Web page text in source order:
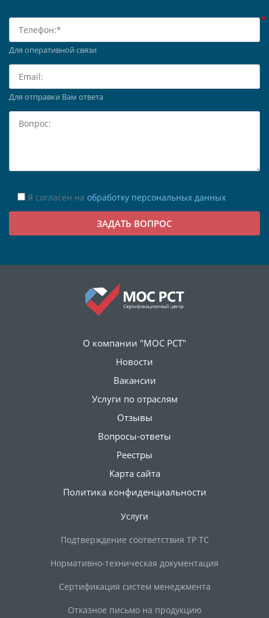
Для оперативной связи
Для отправки Вам ответа
Я согласен на обработку персональных данных
О компании "МОС РСТ"
Новости
Вакансии
Услуги по отраслям
Отзывы
Вопросы-ответы
Реестры
Карта сайта
Политика конфиденциальности
Услуги
Подтверждение соответствия ТР ТС
Нормативно-техническая документация
Сертификация систем менеджмента
Отказное письмо на продукцию